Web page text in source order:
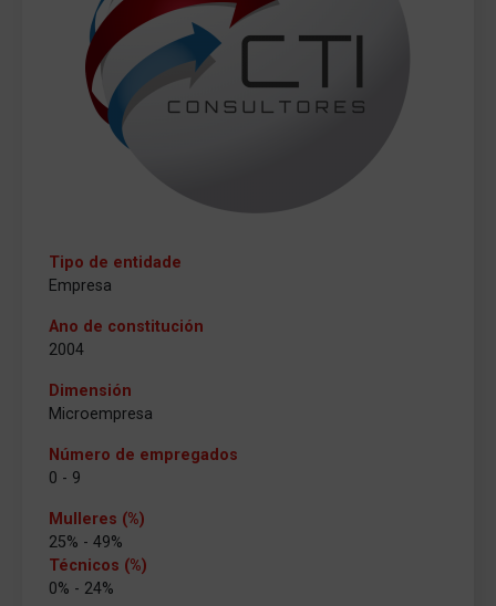
Tipo de entidade
Empresa
Ano de constitución
2004
Dimensión
Microempresa
Número de empregados
0 - 9
Mulleres (%)
25% - 49%
Técnicos (%)
0% - 24%